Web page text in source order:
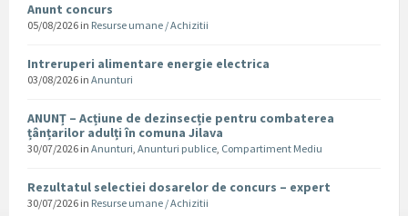
Anunt concurs
05/08/2026 in Resurse umane / Achizitii
Intreruperi alimentare energie electrica
03/08/2026 in Anunturi
ANUNȚ – Acțiune de dezinsecție pentru combaterea
țânțarilor adulți în comuna Jilava
30/07/2026 in Anunturi, Anunturi publice, Compartiment Mediu
Rezultatul selectiei dosarelor de concurs – expert
30/07/2026 in Resurse umane / Achizitii